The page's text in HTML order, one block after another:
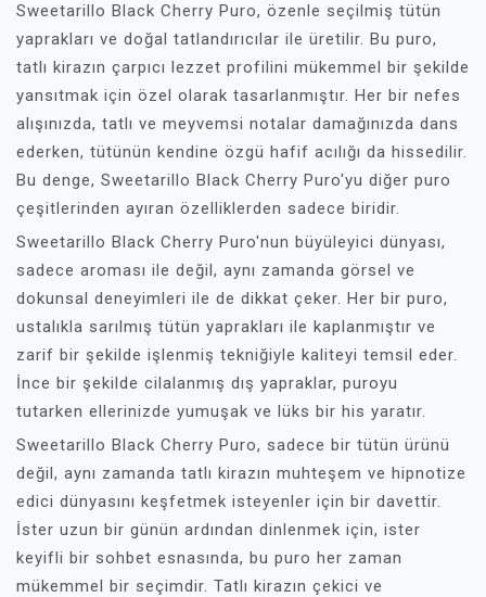
Sweetarillo Black Cherry Puro, özenle seçilmiş tütün
yaprakları ve doğal tatlandırıcılar ile üretilir. Bu puro,
tatlı kirazın çarpıcı lezzet profilini mükemmel bir şekilde
yansıtmak için özel olarak tasarlanmıştır. Her bir nefes
alışınızda, tatlı ve meyvemsi notalar damağınızda dans
ederken, tütünün kendine özgü hafif acılığı da hissedilir.
Bu denge, Sweetarillo Black Cherry Puro'yu diğer puro
çeşitlerinden ayıran özelliklerden sadece biridir.
Sweetarillo Black Cherry Puro'nun büyüleyici dünyası,
sadece aroması ile değil, aynı zamanda görsel ve
dokunsal deneyimleri ile de dikkat çeker. Her bir puro,
ustalıkla sarılmış tütün yaprakları ile kaplanmıştır ve
zarif bir şekilde işlenmiş tekniğiyle kaliteyi temsil eder.
İnce bir şekilde cilalanmış dış yapraklar, puroyu
tutarken ellerinizde yumuşak ve lüks bir his yaratır.
Sweetarillo Black Cherry Puro, sadece bir tütün ürünü
değil, aynı zamanda tatlı kirazın muhteşem ve hipnotize
edici dünyasını keşfetmek isteyenler için bir davettir.
İster uzun bir günün ardından dinlenmek için, ister
keyifli bir sohbet esnasında, bu puro her zaman
mükemmel bir seçimdir. Tatlı kirazın çekici ve